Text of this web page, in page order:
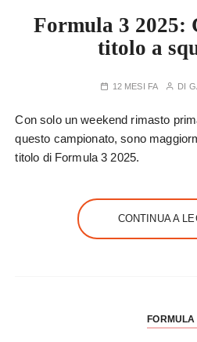
Formula 3 2025:
titolo a
12 MESI FA DI
Con solo un weekend rimasto
questo campionato, sono
titolo di Formula 3 2025.
CONTINUA A
FORMULA